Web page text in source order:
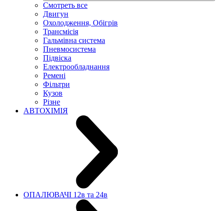
Смотреть все
Двигун
Охолодження, Обігрів
Трансмісія
Гальмівна система
Пневмосистема
Підвіска
Електрообладнання
Ремені
Фільтри
Кузов
Різне
АВТОХІМІЯ
ОПАЛЮВАЧІ 12в та 24в